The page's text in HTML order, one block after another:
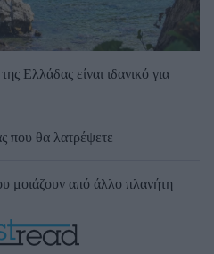
Ελλάδας είναι ιδανικό για
που θα λατρέψετε
μοιάζουν από άλλο πλανήτη